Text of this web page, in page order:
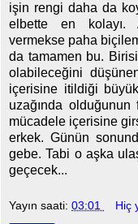
işin rengi daha da
elbette en kolayı.
vermekse paha
da tamamen bu.
olabileceğini
içerisine itildiği
uzağında
mücadele içerisine
erkek. Günün
gebe. Tabi o aşka
geçecek...
Yayın saati: 03:01 Hiç